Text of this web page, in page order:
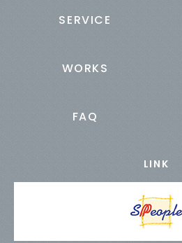
SERVICE
WORKS
FAQ
LINK